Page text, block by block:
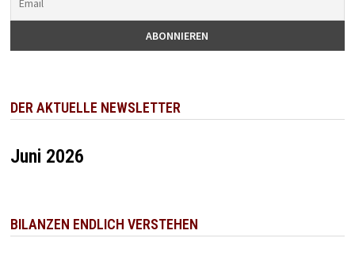
DER AKTUELLE NEWSLETTER
Juni 2026
BILANZEN ENDLICH VERSTEHEN